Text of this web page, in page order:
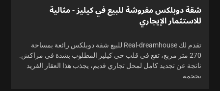
شقة دوبلكس مفروشة للبيع في كيليز - مثالية
للاستثمار الإيجاري
تقدم لك Real-dreamhouse للبيع شقة دوبلكس رائعة بمساحة
270 متر مربع، تقع في قلب حي كيليز المطلوب بشدة في مراكش.
ناتجة عن تجديد كامل لمحل تجاري قديم، يجذب هذا العقار الفريد
بحجمه